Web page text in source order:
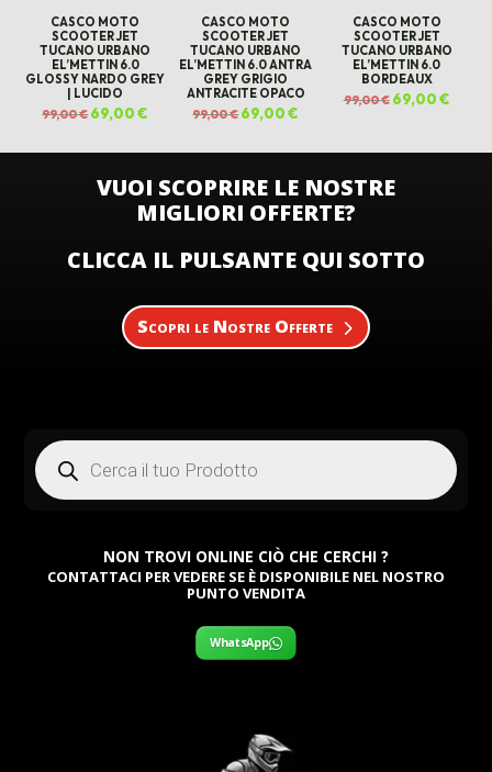
CASCO MOTO
SCOOTER JET
TUCANO URBANO
EL’METTIN 6.0
GLOSSY NARDO GREY
| LUCIDO
99,00€Il
prezzo
99,00 €.
69,00€
69,00 €.
CASCO MOTO
SCOOTER JET
TUCANO URBANO
EL’METTIN 6.0 ANTRA
GREY GRIGIO
ANTRACITE OPACO
99,00€Il
prezzo
99,00 €.
69,00€
69,00 €.
CASCO MOTO
SCOOTER JET
TUCANO URBANO
EL’METTIN 6.0
BORDEAUX
99,00€ Il
prezzo
69,00€Il
VUOI SCOPRIRE LE NOSTRE
MIGLIORI OFFERTE?
CLICCA IL PULSANTE QUI SOTTO
Scopri le Nostre Offerte
Products
search
NON TROVI ONLINE CIÒ CHE CERCHI ?
CONTATTACI PER VEDERE SE È DISPONIBILE NEL NOSTRO
PUNTO VENDITA
WhatsApp